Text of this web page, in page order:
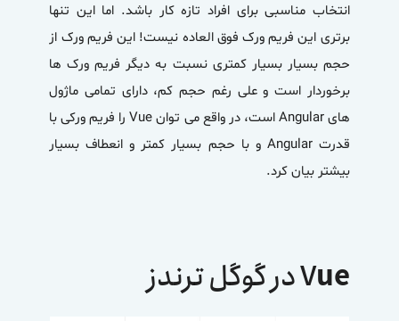
انتخاب مناسبی برای افراد تازه کار باشد. اما این تنها
برتری این فریم ورک فوق العاده نیست! این فریم ورک از
حجم بسیار بسیار کمتری نسبت به دیگر فریم ورک ها
برخوردار است و علی رغم حجم کم، دارای تمامی ماژول
های Angular است، در واقع می توان
Vueرا فریم ورکی با
قدرت Angular و با حجم بسیار کمتر و انعطاف بسیار
بیشتر بیان کرد.
Vue در گوگل ترندز